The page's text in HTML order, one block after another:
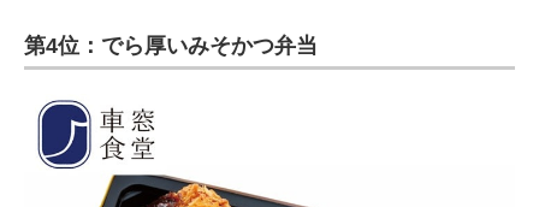
第4位：でら厚いみそかつ弁当